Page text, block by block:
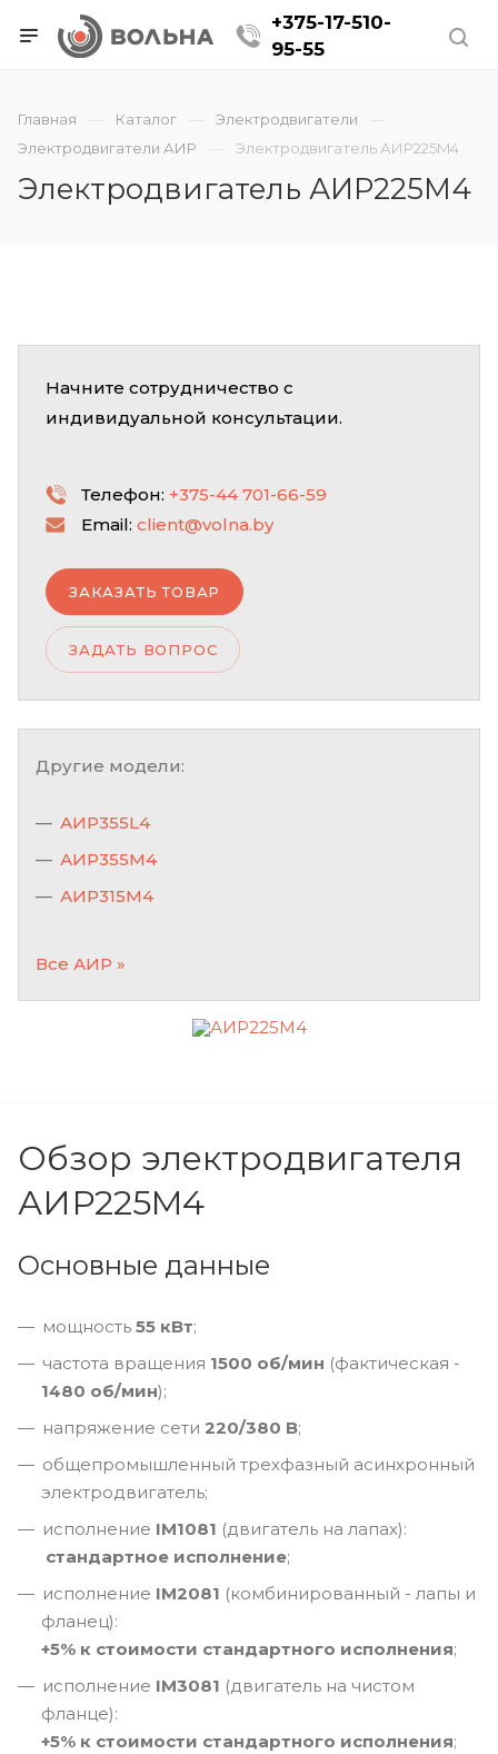
+375-17-510-
95-55
Главная Каталог
Электродвигатели
Электродвигатели АИР
Электродвигатель АИР225M4
Электродвигатель АИР225M4
Начните сотрудничество с
индивидуальной консультации.
Телефон: +375-44 701-66-59
Email: client@volna.by
ЗАКАЗАТЬ ТОВАР
ЗАДАТЬ ВОПРОС
Другие модели:
АИР355L4
АИР355M4
АИР315M4
Все АИР »
Обзор электродвигателя
АИР225M4
Основные данные
мощность 55 кВт;
частота вращения 1500 об/мин (фактическая -
1480 об/мин);
напряжение сети 220/380 В;
общепромышленный трехфазный асинхронный
электродвигатель;
исполнение IM1081 (двигатель на лапах):
стандартное исполнение;
исполнение IM2081 (комбинированный - лапы и
фланец):
+5% к стоимости стандартного исполнения;
исполнение IM3081 (двигатель на чистом
фланце):
+5% к стоимости стандартного исполнения;